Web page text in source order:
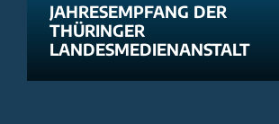
JAHRESEMPFANG DER
THÜRINGER
LANDESMEDIENANSTALT